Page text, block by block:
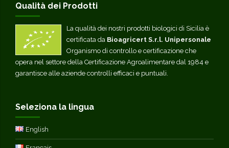
Qualità dei Prodotti
La qualità dei nostri prodotti biologici di Sicilia è
certificata da Bioagricert S.r.l. Unipersonale
Organismo di controllo e certificazione che
opera nel settore della Certificazione Agroalimentare dal 1984 e
garantisce alle aziende controlli efficaci e puntuali.
Seleziona la lingua
English